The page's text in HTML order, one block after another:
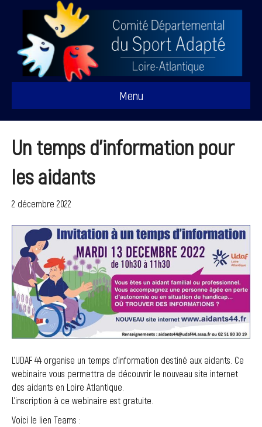
Menu
Un temps d’information pour
les aidants
2 décembre 2022
L’UDAF 44 organise un temps d’information destiné aux aidants. Ce
webinaire vous permettra de découvrir le nouveau site internet
des aidants en Loire Atlantique.
L’inscription à ce webinaire est gratuite.
Voici le lien Teams :